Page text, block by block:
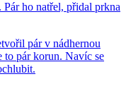
Pár ho natřel, přidal prkna
pár v nádhernou
pár korun. Navíc se